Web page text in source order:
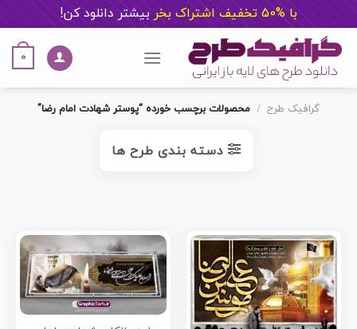
با %50 تخفیف اشتراک بخر بیشتر دانلود کن!
content
0
گرافیک طرح / محصولات برچسب خورده “پوستر شهادت امام رضا”
دسته بندی طرح ها